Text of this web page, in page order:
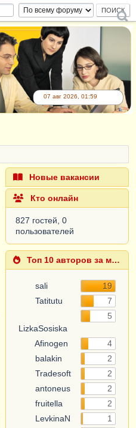
07 авг 2026, 01:59
Новые вакансии
Кто онлайн
827 гостей, 0
пользователей
Топ 10 авторов за месяц
sali
19
Tatitutu
7
LizkaSosiska
5
Afinogen
4
balakin
2
Tradesoft
2
antoneus
2
fruitella
2
LevkinaN
1